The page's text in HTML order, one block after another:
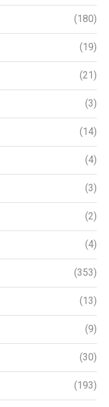
(180)
(19)
(21)
(3)
(14)
(4)
(3)
(2)
(4)
(353)
(13)
(9)
(30)
(193)